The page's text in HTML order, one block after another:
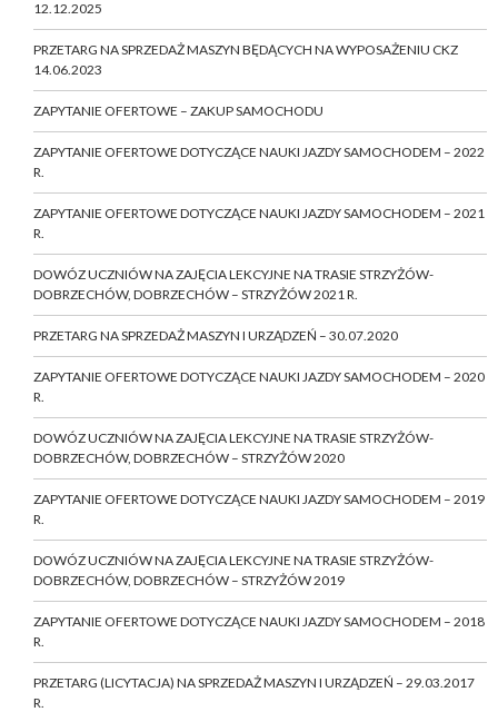
12.12.2025
PRZETARG NA SPRZEDAŻ MASZYN BĘDĄCYCH NA WYPOSAŻENIU CKZ
14.06.2023
ZAPYTANIE OFERTOWE – ZAKUP SAMOCHODU
ZAPYTANIE OFERTOWE DOTYCZĄCE NAUKI JAZDY SAMOCHODEM – 2022
R.
ZAPYTANIE OFERTOWE DOTYCZĄCE NAUKI JAZDY SAMOCHODEM – 2021
R.
DOWÓZ UCZNIÓW NA ZAJĘCIA LEKCYJNE NA TRASIE STRZYŻÓW-
DOBRZECHÓW, DOBRZECHÓW – STRZYŻÓW 2021 R.
PRZETARG NA SPRZEDAŻ MASZYN I URZĄDZEŃ – 30.07.2020
ZAPYTANIE OFERTOWE DOTYCZĄCE NAUKI JAZDY SAMOCHODEM – 2020
R.
DOWÓZ UCZNIÓW NA ZAJĘCIA LEKCYJNE NA TRASIE STRZYŻÓW-
DOBRZECHÓW, DOBRZECHÓW – STRZYŻÓW 2020
ZAPYTANIE OFERTOWE DOTYCZĄCE NAUKI JAZDY SAMOCHODEM – 2019
R.
DOWÓZ UCZNIÓW NA ZAJĘCIA LEKCYJNE NA TRASIE STRZYŻÓW-
DOBRZECHÓW, DOBRZECHÓW – STRZYŻÓW 2019
ZAPYTANIE OFERTOWE DOTYCZĄCE NAUKI JAZDY SAMOCHODEM – 2018
R.
PRZETARG (LICYTACJA) NA SPRZEDAŻ MASZYN I URZĄDZEŃ – 29.03.2017
R.